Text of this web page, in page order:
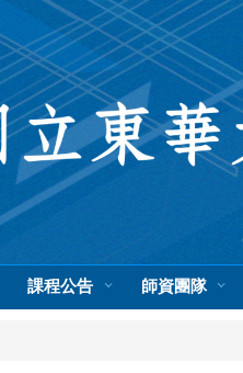
課程公告 師資團隊